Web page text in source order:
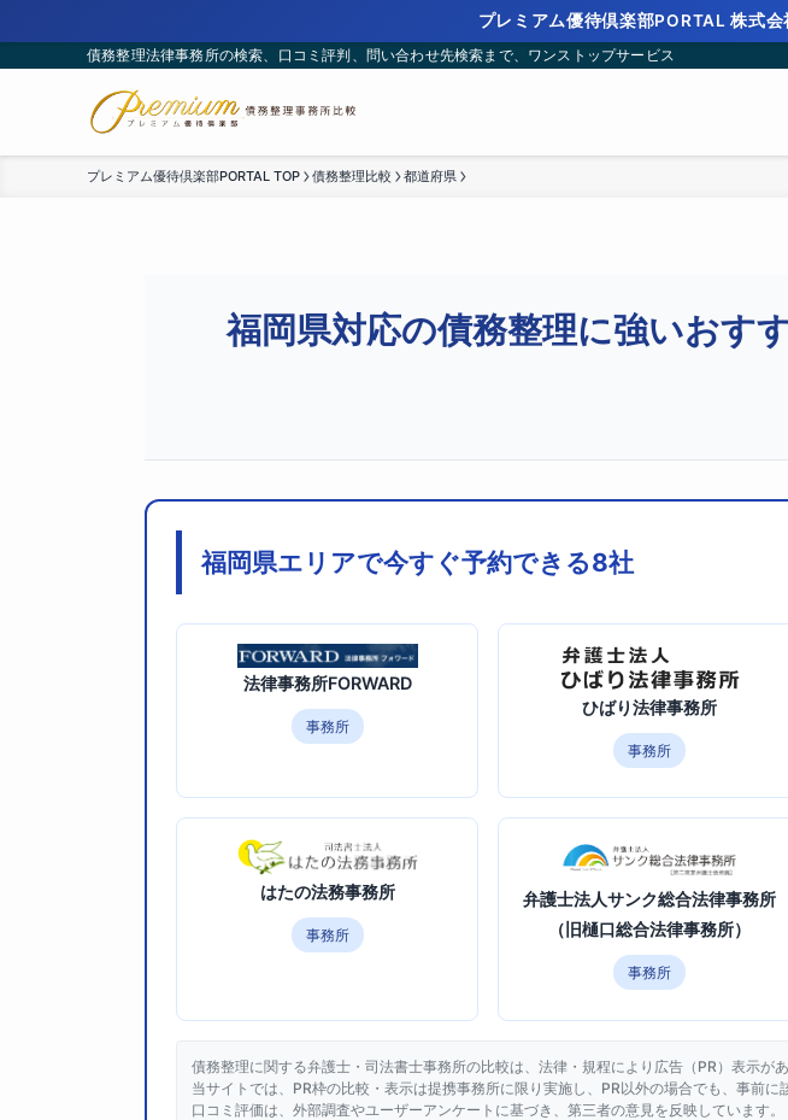
プレミアム優待倶楽部PORTAL 株式
債務整理法律事務所の検索、口コミ評判、問い合わせ先検索まで、ワンストップサービス
プレミアム優待倶楽部PORTAL TOP 債務整理比較 都道府県
福岡県対応の債務整理に強いおす
福岡県エリアで今すぐ予約できる8社
法律事務所FORWARD
事務所
ひばり法律事務所
事務所
はたの法務事務所
事務所
弁護士法人サンク総合法律事務所
（旧樋口総合法律事務所）
事務所
債務整理に関する弁護士・司法書士事務所の比較は、法律・規程により広告（PR）表示が
当サイトでは、PR枠の比較・表示は提携事務所に限り実施し、PR以外の場合でも、事前に
口コミ評価は、外部調査やユーザーアンケートに基づき、第三者の意見を反映しています。